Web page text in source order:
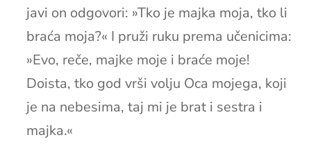
javi on odgovori: »Tko je majka moja, tko li
braća moja?« I pruži ruku prema učenicima:
»Evo, reče, majke moje i braće moje!
Doista, tko god vrši volju Oca mojega, koji
je na nebesima, taj mi je brat i sestra i
majka.«